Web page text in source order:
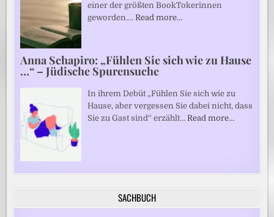
einer der größten BookTokerinnen
geworden.…Read more…
Anna Schapiro: „Fühlen Sie sich wie zu Hause
…“ – Jüdische Spurensuche
In ihrem Debüt „Fühlen Sie sich wie zu
Hause, aber vergessen Sie dabei nicht, dass
Sie zu Gast sind“ erzählt…Read more…
SACHBUCH